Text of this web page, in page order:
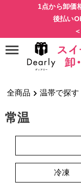
1点から卸価
後払い
全商品 温帯で探す
常温
冷凍